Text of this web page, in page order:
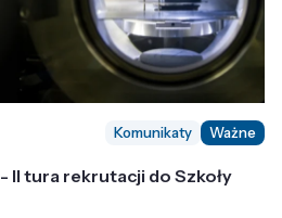
Komunikaty Ważne
tura rekrutacji do Szkoły